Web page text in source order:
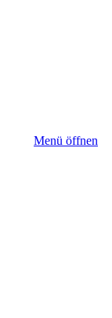
Menü öffnen